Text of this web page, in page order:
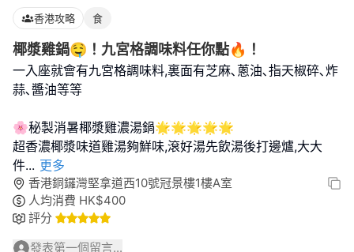
香港攻略 食
椰漿雞鍋🤤！九宮格調味料任你點🔥！
一入座就會有九宮格調味料,裏面有芝麻､蔥油､指天椒碎､炸
蒜､醬油等等
🌸秘製消暑椰漿雞濃湯鍋🌟🌟🌟🌟🌟
超香濃椰漿味道雞湯夠鮮味,滾好湯先飲湯後打邊爐,大大
件... 更多
香港銅鑼灣堅拿道西10號冠景樓1樓A室
人均消費 HK$400
評分
發表第一個留言...